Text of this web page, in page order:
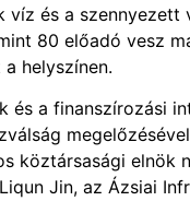
víz és a szennyezett
80 előadó vesz
helyszínen.
és a finanszírozási
köztársasági elnök
Jin, az Ázsiai